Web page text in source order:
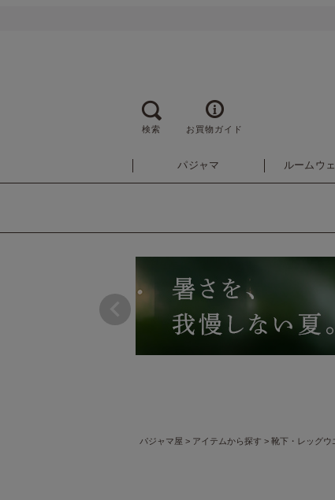
検索 お買物ガイド
パジャマ ルームウ
パジャマ屋 アイテムから探す 靴下・レッグウ